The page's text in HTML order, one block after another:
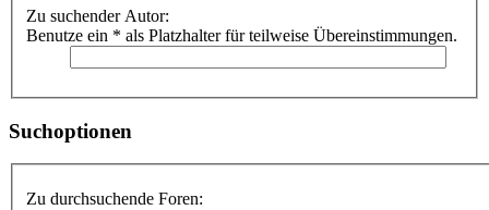
Zu suchender Autor:
Benutze ein * als Platzhalter für teilweise Übereinstimmungen.
Suchoptionen
Zu durchsuchende Foren: